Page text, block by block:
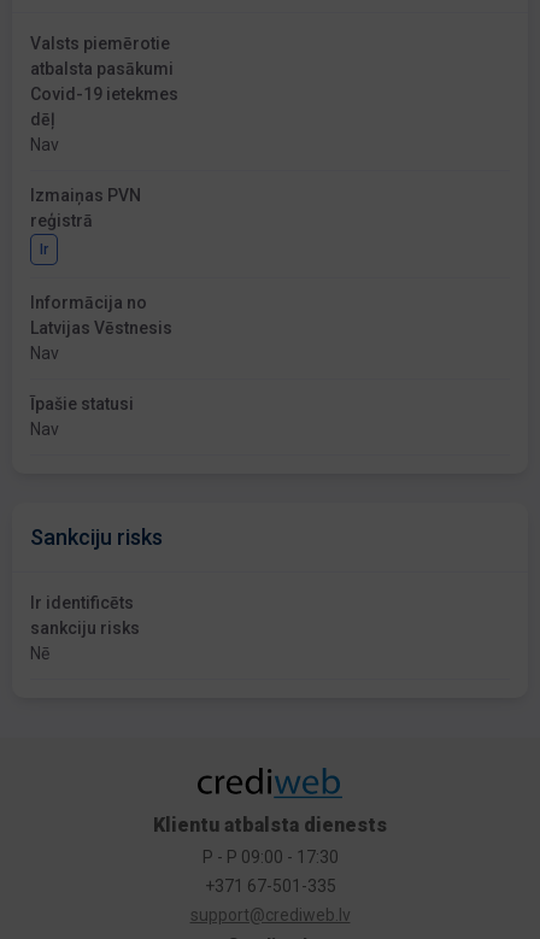
Valsts piemērotie
atbalsta pasākumi
Covid-19 ietekmes
dēļ
Nav
Izmaiņas PVN
reģistrā
Ir
Informācija no
Latvijas Vēstnesis
Nav
Īpašie statusi
Nav
Sankciju risks
Ir identificēts
sankciju risks
Nē
Klientu atbalsta dienests
P - P 09:00 - 17:30
+371 67-501-335
support@crediweb.lv